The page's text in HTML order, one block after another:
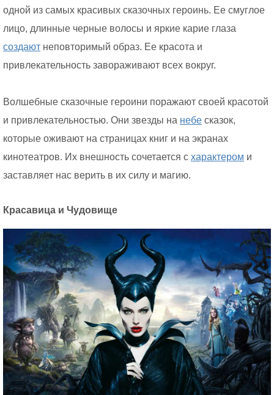
одной из самых красивых сказочных героинь. Ее смуглое
лицо, длинные черные волосы и яркие карие глаза
создают неповторимый образ. Ее красота и
привлекательность завораживают всех вокруг.
Волшебные сказочные героини поражают своей красотой
и привлекательностью. Они звезды на небе сказок,
которые оживают на страницах книг и на экранах
кинотеатров. Их внешность сочетается с характером и
заставляет нас верить в их силу и магию.
Красавица и Чудовище